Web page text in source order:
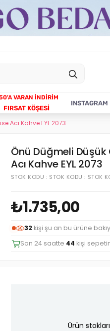
FIRSAT KÖŞESİ
INSTAGRAM
Acı Kahve EYL 2073
Önü Düğmeli Düşük
Acı Kahve EYL 2073
STOK KODU STOK KODU STOK
₺1.735,00
32 kişi şu an bu ürüne
Son 24 saatte 44 kişi
Ürün